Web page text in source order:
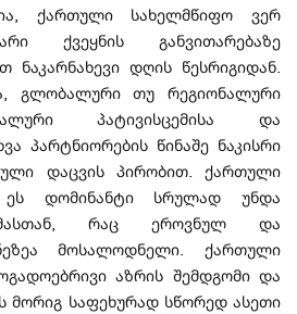
ქართული სახელმწიფო ვერ
ქვეყნის განვითარებაზე
ნაკარნახევი დღის წესრიგიდან.
გლობალური თუ რეგიონალური
პატივისცემისა და
პარტნიორების წინაშე ნაკისრი
დაცვის პირობით. ქართული
დომინანტი სრულად უნდა
რაც ეროვნულ და
მოსალოდნელი. ქართული
აზრის შემდგომი და
მორიგ საფეხურად სწორედ ასეთი